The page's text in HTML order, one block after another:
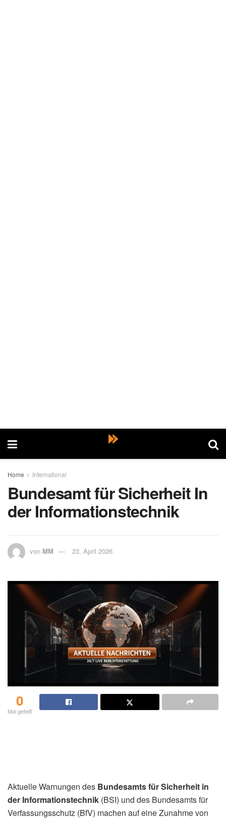
Home International
Bundesamt für Sicherheit In
der Informationstechnik
von MM 23. April 2026
0
Mal geteilt
Aktuelle Warnungen des Bundesamts für Sicherheit in
der Informationstechnik (BSI) und des Bundesamts für
Verfassungsschutz (BfV) machen auf eine Zunahme von